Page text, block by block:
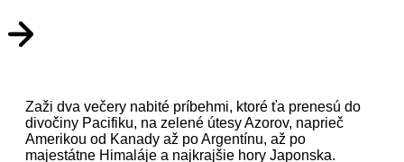
Zaži dva večery nabité príbehmi, ktoré ťa prenesú do
divočiny Pacifiku, na zelené útesy Azorov, naprieč
Amerikou od Kanady až po Argentínu, až po
majestátne Himaláje a najkrajšie hory Japonska.